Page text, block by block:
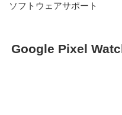
ソフトウェアサポート
Google Pixel